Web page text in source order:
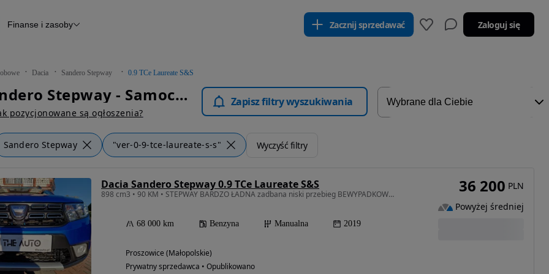
Raport z inspekcji
Otomoto News
Finanse i zasoby Zacznij sprzedawać Zaloguj się
Dacia Sandero Stepway 0.9 TCe Laureate S&S
Dacia Sandero Stepway - Samochody Osobowe
pozycjonowane są ogłoszenia?
Zapisz filtry wyszukiwania
Sandero Stepway "ver-0-9-tce-laureate-s-s" Wyczyść filtry
Dacia Sandero Stepway 0.9 TCe Laureate S&S
898 cm3 • 90 KM • STEPWAY BARDZO ŁADNA zadbana niski przebieg BEWYPADKOWA salon PL
68 000 km Benzyna Manualna 2019
Proszowice (Małopolskie)
Prywatny sprzedawca • Opublikowano
36 200 PLN
Powyżej średniej